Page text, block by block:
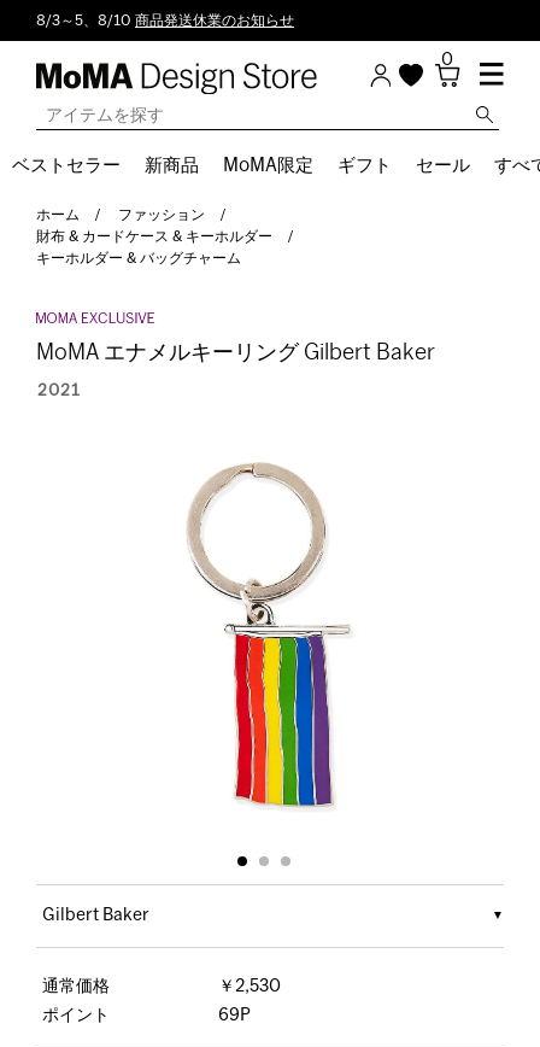
8/3～5、8/10 商品発送休業のお知らせ
0
ベストセラー 新商品 MoMA限定 ギフト セール すべ
ホーム
ファッション
財布 & カードケース & キーホルダー
キーホルダー & バッグチャーム
MoMA エナメルキーリング Gilbert Baker
2021
Gilbert Baker
通常価格
￥2,530
ポイント
69P